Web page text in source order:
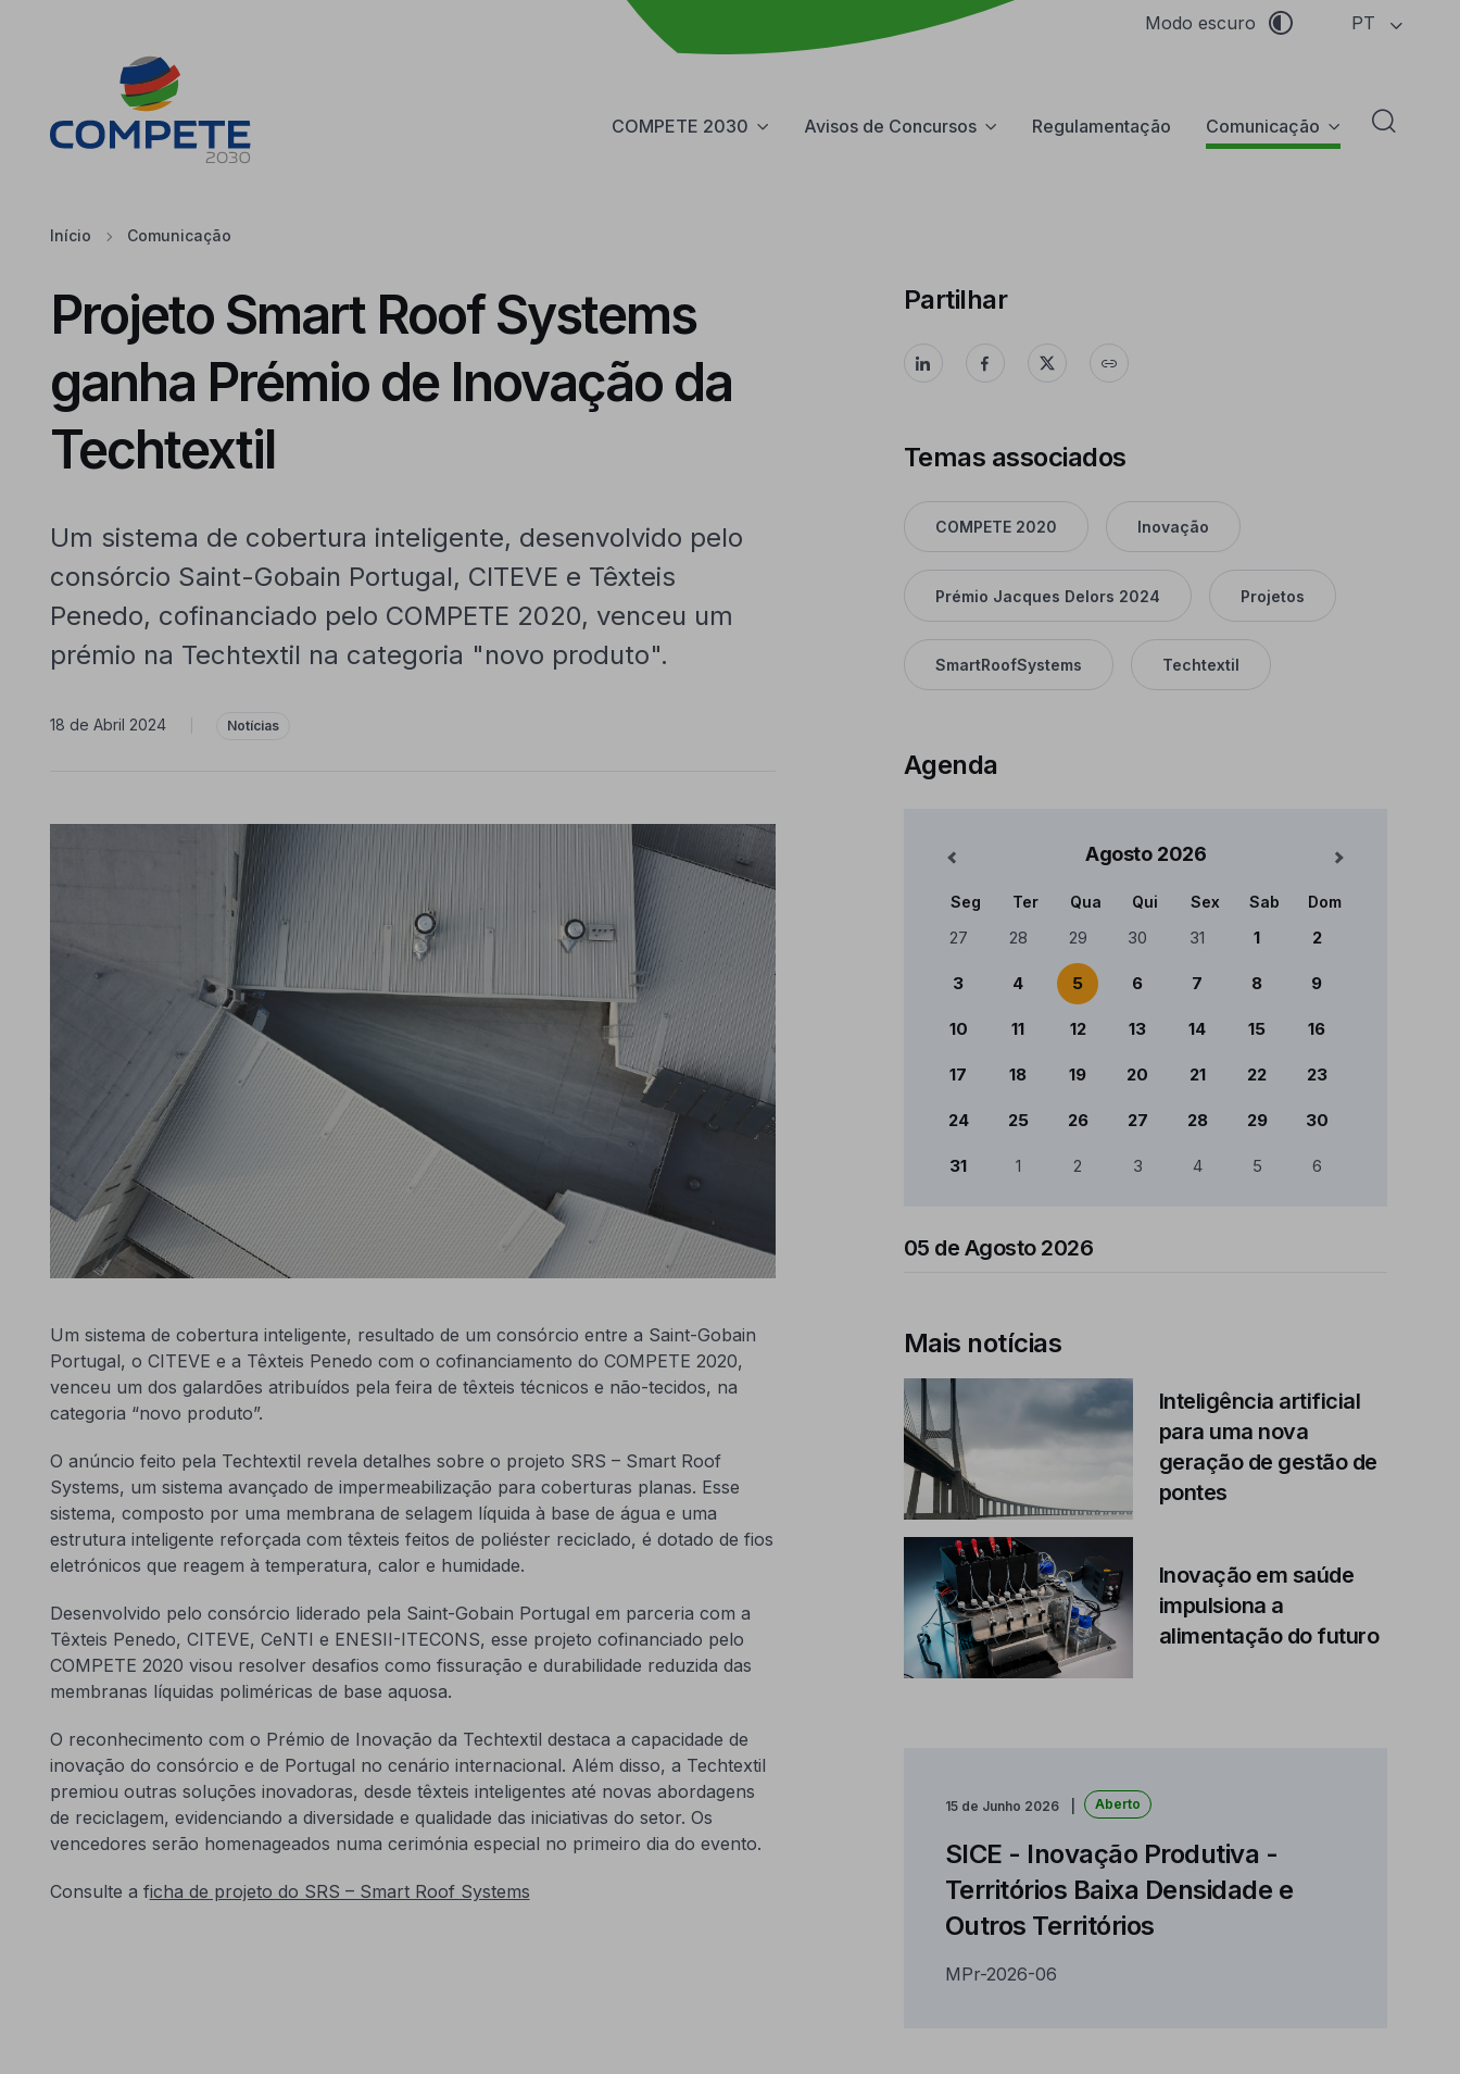
Modo escuro PT
COMPETE 2030 Avisos de Concursos Regulamentação Comunicação Abrir
Início Comunicação
Projeto Smart Roof Systems
ganha Prémio de Inovação da
Techtextil
Um sistema de cobertura inteligente, desenvolvido pelo
consórcio Saint-Gobain Portugal, CITEVE e Têxteis
Penedo, cofinanciado pelo COMPETE 2020, venceu um
prémio na Techtextil na categoria "novo produto".
18 de Abril 2024 Notícias
Um sistema de cobertura inteligente, resultado de um consórcio entre a Saint-Gobain
Portugal, o CITEVE e a Têxteis Penedo com o cofinanciamento do COMPETE 2020,
venceu um dos galardões atribuídos pela feira de têxteis técnicos e não-tecidos, na
categoria “novo produto”.
O anúncio feito pela Techtextil revela detalhes sobre o projeto SRS – Smart Roof
Systems, um sistema avançado de impermeabilização para coberturas planas. Esse
sistema, composto por uma membrana de selagem líquida à base de água e uma
estrutura inteligente reforçada com têxteis feitos de poliéster reciclado, é dotado de fios
eletrónicos que reagem à temperatura, calor e humidade.
Desenvolvido pelo consórcio liderado pela Saint-Gobain Portugal em parceria com a
Têxteis Penedo, CITEVE, CeNTI e ENESII-ITECONS, esse projeto cofinanciado pelo
COMPETE 2020 visou resolver desafios como fissuração e durabilidade reduzida das
membranas líquidas poliméricas de base aquosa.
O reconhecimento com o Prémio de Inovação da Techtextil destaca a capacidade de
inovação do consórcio e de Portugal no cenário internacional. Além disso, a Techtextil
premiou outras soluções inovadoras, desde têxteis inteligentes até novas abordagens
de reciclagem, evidenciando a diversidade e qualidade das iniciativas do setor. Os
vencedores serão homenageados numa cerimónia especial no primeiro dia do evento.
Consulte a ficha de projeto do SRS – Smart Roof Systems
Partilhar
Temas associados
COMPETE 2020 Inovação
Prémio Jacques Delors 2024 Projetos
SmartRoofSystems Techtextil
Agenda
Agosto 2026
Mês Anterior Mês Seguinte
Calendário
Seg Ter Qua Qui Sex Sab Dom
27 28 29 30 31 1 2
3 4 5 6 7 8 9
10 11 12 13 14 15 16
17 18 19 20 21 22 23
24 25 26 27 28 29 30
31 1 2 3 4 5 6
05 de Agosto 2026
Mais notícias
Inteligência artificial
para uma nova
geração de gestão de
pontes
Inovação em saúde
impulsiona a
alimentação do futuro
15 de Junho 2026 Aberto
SICE - Inovação Produtiva -
Territórios Baixa Densidade e
Outros Territórios
MPr-2026-06